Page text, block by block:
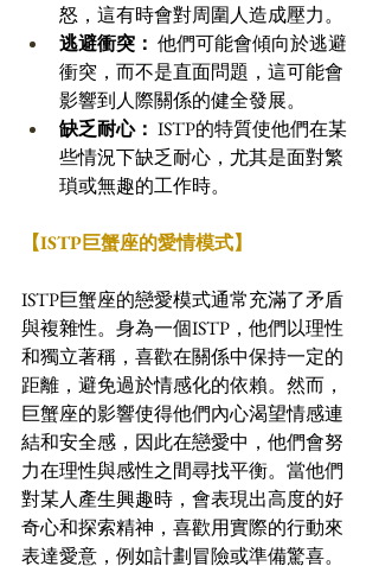
怒，這有時會對周圍人造成壓力。
逃避衝突： 他們可能會傾向於逃避
衝突，而不是直面問題，這可能會
影響到人際關係的健全發展。
缺乏耐心： ISTP的特質使他們在某
些情況下缺乏耐心，尤其是面對繁
瑣或無趣的工作時。
【ISTP巨蟹座的愛情模式】
ISTP巨蟹座的戀愛模式通常充滿了矛盾
與複雜性。身為一個ISTP，他們以理性
和獨立著稱，喜歡在關係中保持一定的
距離，避免過於情感化的依賴。然而，
巨蟹座的影響使得他們內心渴望情感連
結和安全感，因此在戀愛中，他們會努
力在理性與感性之間尋找平衡。當他們
對某人產生興趣時，會表現出高度的好
奇心和探索精神，喜歡用實際的行動來
表達愛意，例如計劃冒險或準備驚喜。